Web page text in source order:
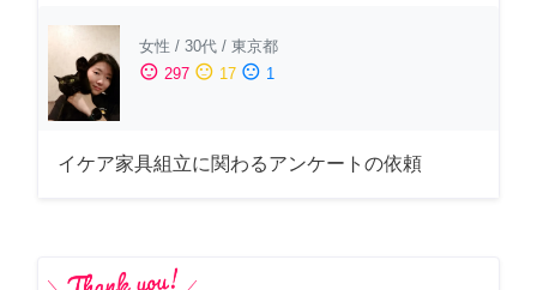
女性 / 30代 / 東京都
sentiment_satisfied 297 sentiment_neutral 17 sentiment_dissatisfied 1
イケア家具組立に関わるアンケートの依頼